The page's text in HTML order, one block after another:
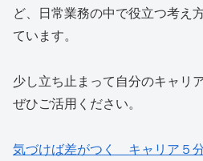
ど、日常業務の中で役立つ考え
ています。
少し立ち止まって自分のキャリ
ぜひご活用ください。
気づけば差がつく キャリア５